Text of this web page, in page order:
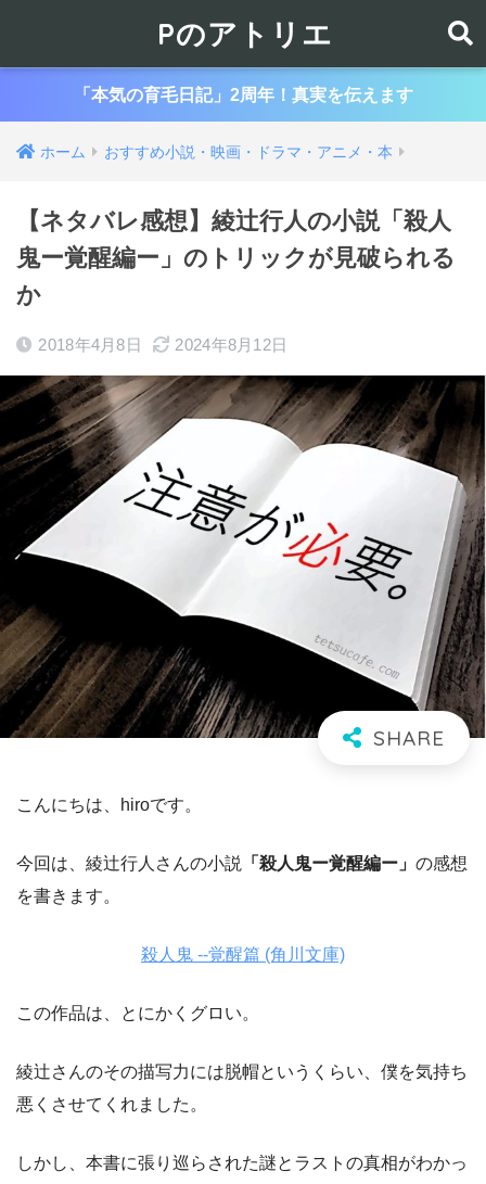
Pのアトリエ
「本気の育毛日記」2周年！真実を伝えます
ホーム おすすめ小説・映画・ドラマ・アニメ・本
【ネタバレ感想】綾辻行人の小説「殺人
鬼ー覚醒編ー」のトリックが見破られる
か
2018年4月8日 2024年8月12日
こんにちは、hiroです。
今回は、綾辻行人さんの小説 「殺人鬼ー覚醒編ー」 の感想
を書きます。
殺人鬼 ‐‐覚醒篇 (角川文庫)
この作品は、とにかくグロい。
綾辻さんのその描写力には脱帽というくらい、僕を気持ち
悪くさせてくれました。
しかし、本書に張り巡らされた謎とラストの真相がわかっ